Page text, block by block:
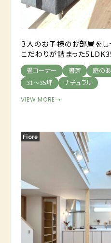
３人のお子様のお部屋をし
こだわりが詰まった
畳コーナー 書斎 庭の
31～35坪
ナチュラル
VIEW MORE→
Fiore